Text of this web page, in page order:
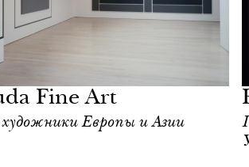
Fine Art
художники Европы и Азии